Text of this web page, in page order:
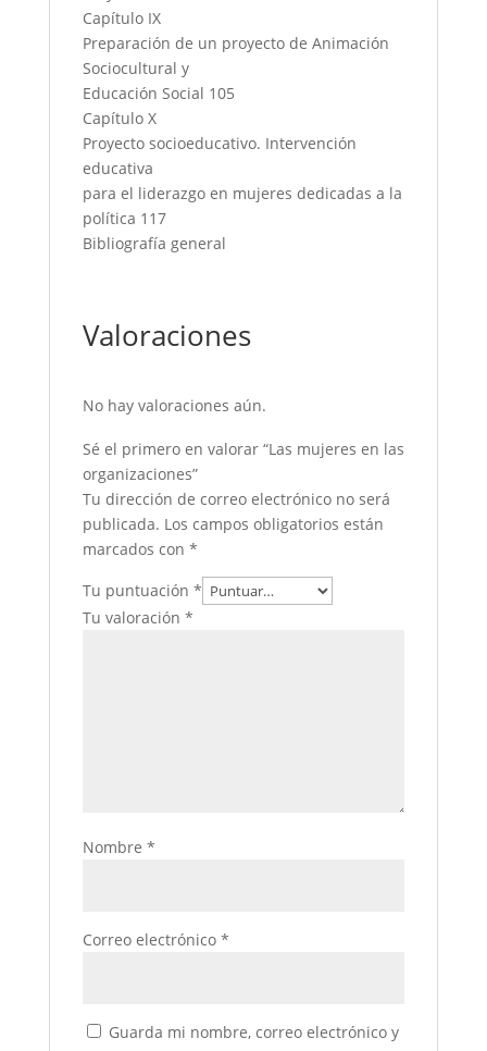
Capítulo IX
Preparación de un proyecto de Animación
Sociocultural y
Educación Social 105
Capítulo X
Proyecto socioeducativo. Intervención
educativa
para el liderazgo en mujeres dedicadas a la
política 117
Bibliografía general
Valoraciones
No hay valoraciones aún.
Sé el primero en valorar “Las mujeres en las
organizaciones”
Tu dirección de correo electrónico no será
publicada. Los campos obligatorios están
marcados con *
Tu puntuación *
Tu valoración *
Nombre *
Correo electrónico *
Guarda mi nombre, correo electrónico y